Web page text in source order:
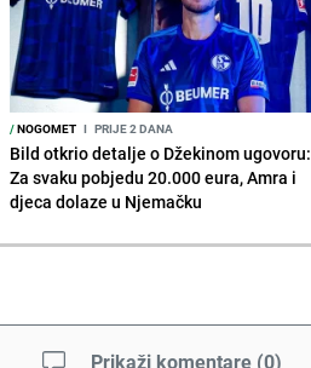
/NOGOMET I PRIJE 2 DANA
Bild otkrio detalje o Džekinom ugovoru:
Za svaku pobjedu 20.000 eura, Amra i
djeca dolaze u Njemačku
Prikaži komentare (0)